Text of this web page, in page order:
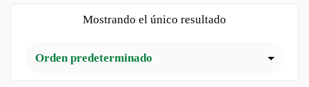
Mostrando el único resultado